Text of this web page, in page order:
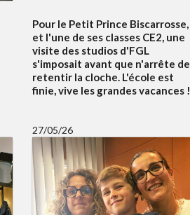
Pour le Petit Prince Biscarrosse,
et l'une de ses classes CE2, une
visite des studios d'FGL
s'imposait avant que n'arrête de
retentir la cloche. L'école est
finie, vive les grandes vacances !
27/05/26